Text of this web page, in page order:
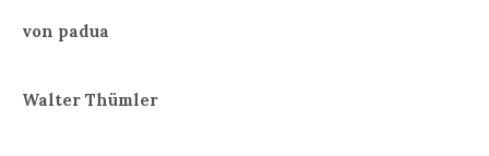
von padua
Walter Thümler